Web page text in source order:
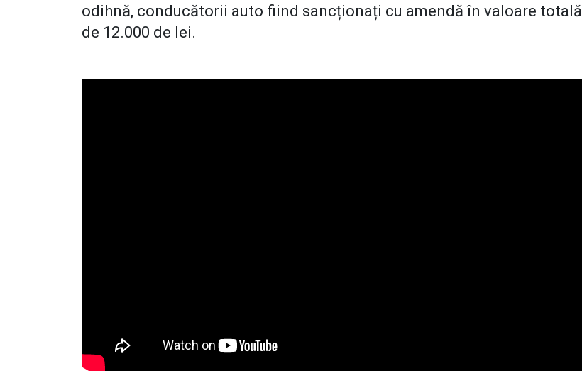
odihnă, conducătorii auto fiind sancționați cu amendă în valoare totală
de 12.000 de lei.